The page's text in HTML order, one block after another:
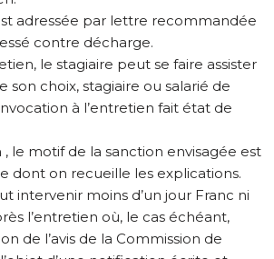
adressée par lettre recommandée
contre décharge.
le stagiaire peut se faire assister
son choix, stagiaire ou salarié de
à l’entretien fait état de
, le motif de la sanction envisagée est
dont on recueille les explications.
intervenir moins d’un jour Franc ni
l’entretien où, le cas échéant,
de l’avis de la Commission de